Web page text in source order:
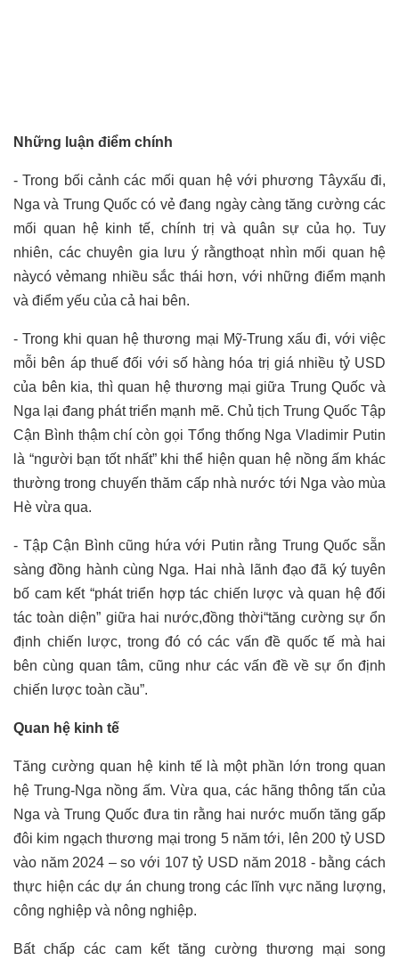
Những luận điểm chính
-Trong bối cảnh các mối quan hệ với phương Tâyxấu đi,
Nga và Trung Quốc có vẻ đang ngày càng tăng cường các
mối quan hệ kinh tế, chính trị và quân sự của họ. Tuy
nhiên, các chuyên gia lưu ý rằngthoạt nhìn mối quan hệ
nàycó vẻmang nhiều sắc thái hơn, với những điểm mạnh
và điểm yếu của cả hai bên.
-Trong khi quan hệ thương mại Mỹ-Trung xấu đi, với việc
mỗi bên áp thuế đối với số hàng hóa trị giá nhiều tỷ USD
của bên kia, thì quan hệ thương mại giữa Trung Quốc và
Nga lại đang phát triển mạnh mẽ. Chủ tịch Trung Quốc Tập
Cận Bình thậm chí còn gọi Tổng thống Nga Vladimir Putin
là “người bạn tốt nhất” khi thể hiện quan hệ nồng ấm khác
thường trong chuyến thăm cấp nhà nước tới Nga vào mùa
Hè vừa qua.
- Tập Cận Bình cũng hứa với Putin rằng Trung Quốc sẵn
sàng đồng hành cùng Nga. Hai nhà lãnh đạo đã ký tuyên
bố cam kết “phát triển hợp tác chiến lược và quan hệ đối
tác toàn diện” giữa hai nước,đồng thời“tăng cường sự ổn
định chiến lược, trong đó có các vấn đề quốc tế mà hai
bên cùng quan tâm, cũng như các vấn đề về sự ổn định
chiến lược toàn cầu”.
Quan hệ kinh tế
Tăng cường quan hệ kinh tế là một phần lớn trong quan
hệ Trung-Nga nồng ấm. Vừa qua, các hãng thông tấn của
Nga và Trung Quốc đưa tin rằng hai nước muốn tăng gấp
đôi kim ngạch thương mại trong 5 năm tới, lên 200 tỷ USD
vào năm 2024 – so với 107 tỷ USD năm 2018 - bằng cách
thực hiện các dự án chung trong các lĩnh vực năng lượng,
công nghiệp và nông nghiệp.
Bất chấp các cam kết tăng cường thương mại song